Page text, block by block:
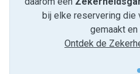
bij elke reservering die
gemaakt en
Ontdek de